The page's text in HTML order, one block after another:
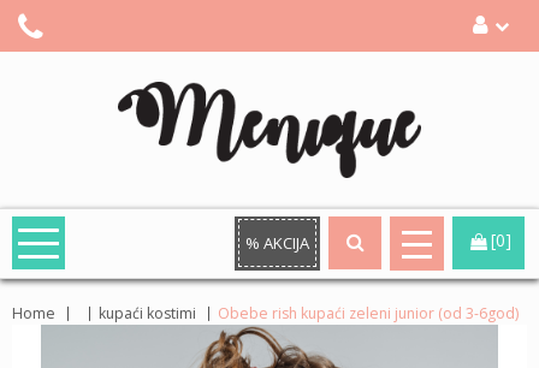
% AKCIJA [0]
Home kupaći kostimi Obebe rish kupaći zeleni junior (od 3-6god)